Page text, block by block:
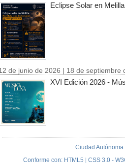
Eclipse Solar en Melilla
de junio de 2026 | 18 de septiembre
XVI Edición 2026 -
Ciudad
Conforme con: HTML5 | CSS 3.0 -